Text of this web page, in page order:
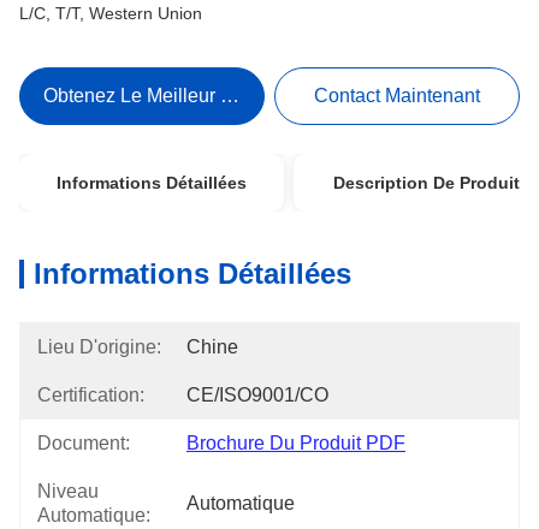
L/C, T/T, Western Union
Obtenez Le Meilleur Prix Contact Maintenant
Informations Détaillées Description De Produit
Informations Détaillées
Lieu D'origine: Chine
Certification: CE/ISO9001/CO
Document: Brochure Du Produit PDF
Niveau
Automatique:
Automatique